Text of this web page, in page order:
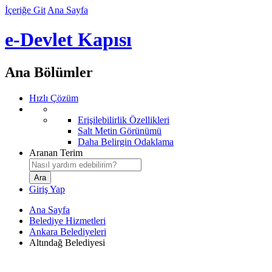
İçeriğe Git Ana Sayfa
e-Devlet Kapısı
Ana Bölümler
Hızlı Çözüm
Erişilebilirlik Özellikleri
Salt Metin Görünümü
Daha Belirgin Odaklama
Aranan Terim
Giriş Yap
Ana Sayfa
Belediye Hizmetleri
Ankara Belediyeleri
Altındağ Belediyesi